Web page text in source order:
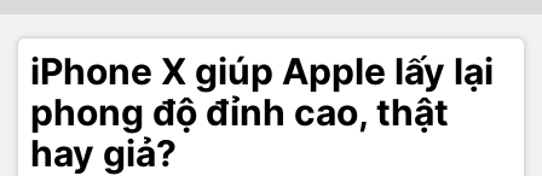
iPhone X giúp Apple lấy lại
phong độ đỉnh cao, thật
hay giả?